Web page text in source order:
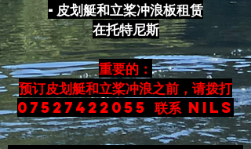
-皮划艇和立桨冲浪板租赁
在托特尼斯
重要的：
预订皮划艇和立桨冲浪之前，请拨打
07527422055 联系 Nils